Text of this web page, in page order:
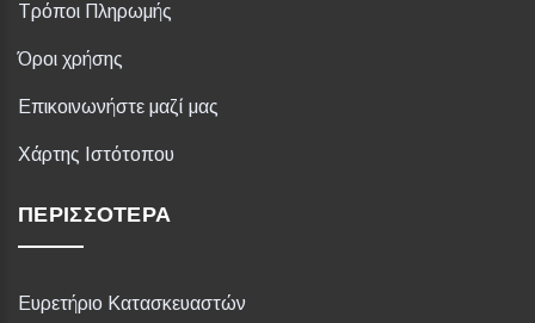
Τρόποι Πληρωμής
Όροι χρήσης
Επικοινωνήστε μαζί μας
Χάρτης Ιστότοπου
ΠΕΡΙΣΣΌΤΕΡΑ
Ευρετήριο Κατασκευαστών